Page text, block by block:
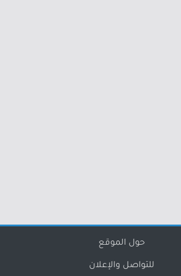
حول الموقع
للتواصل والإعلان